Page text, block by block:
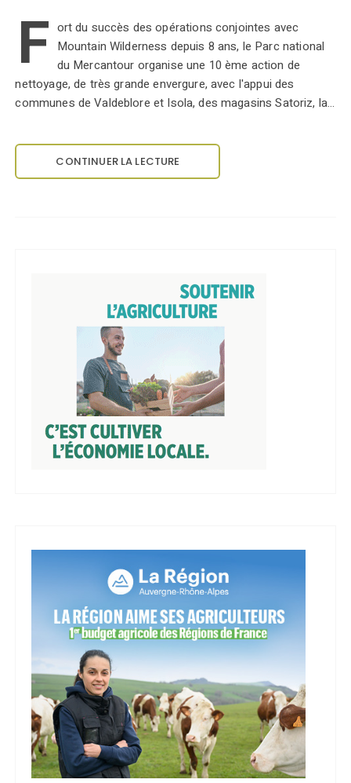
F ort du succès des opérations conjointes avec
Mountain Wilderness depuis 8 ans, le Parc national
du Mercantour organise une 10 ème action de
nettoyage, de très grande envergure, avec l'appui des
communes de Valdeblore et Isola, des magasins Satoriz, la…
CONTINUER LA LECTURE